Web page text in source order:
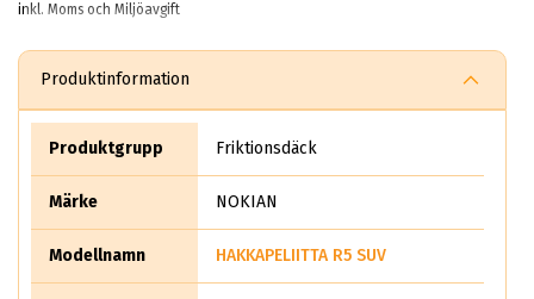
inkl. Moms och Miljöavgift
Produktinformation
Produktgrupp Friktionsdäck
Märke NOKIAN
Modellnamn HAKKAPELIITTA R5 SUV